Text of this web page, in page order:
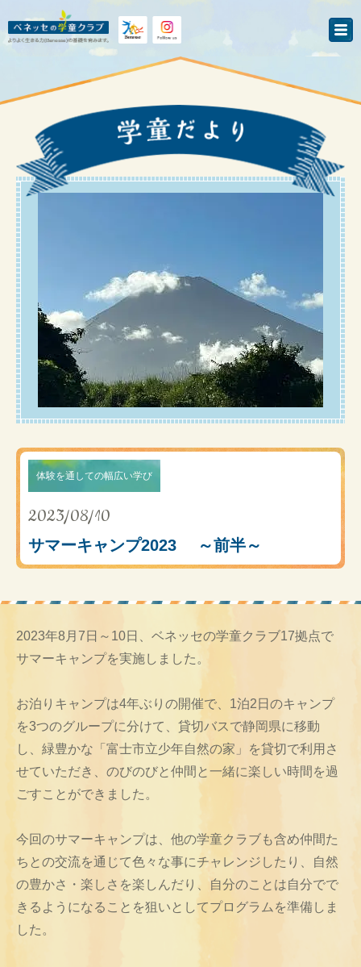
体験を通しての幅広い学び
2023/08/10
サマーキャンプ2023 ～前半～
2023年8月7日～10日、ベネッセの学童クラブ17拠点で
サマーキャンプを実施しました。
お泊りキャンプは4年ぶりの開催で、1泊2日のキャンプ
を3つのグループに分けて、貸切バスで静岡県に移動
し、緑豊かな「富士市立少年自然の家」を貸切で利用さ
せていただき、のびのびと仲間と一緒に楽しい時間を過
ごすことができました。
今回のサマーキャンプは、他の学童クラブも含め仲間た
ちとの交流を通じて色々な事にチャレンジしたり、自然
の豊かさ・楽しさを楽しんだり、自分のことは自分でで
きるようになることを狙いとしてプログラムを準備しま
した。